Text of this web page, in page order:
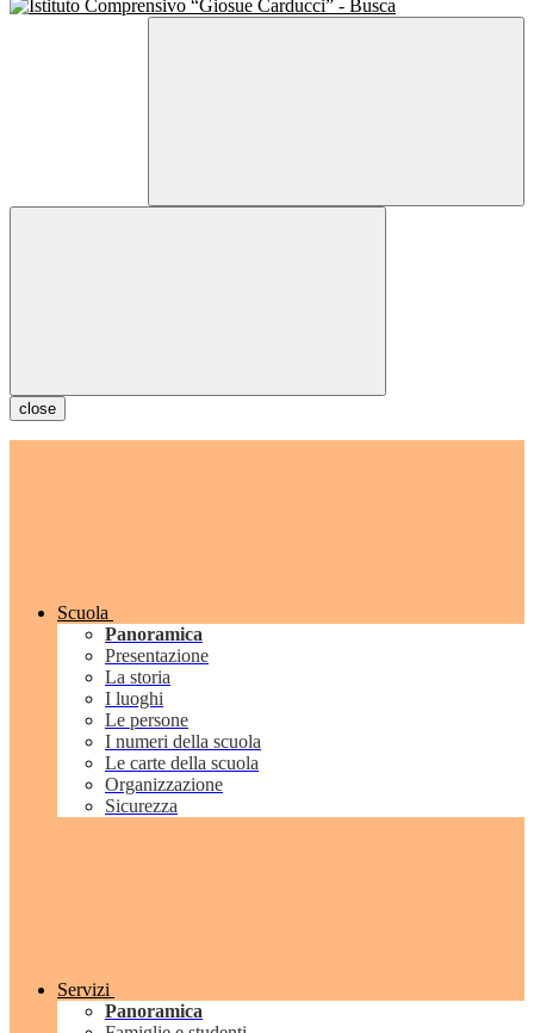
close
Scuola
Panoramica
Presentazione
La storia
I luoghi
Le persone
I numeri della scuola
Le carte della scuola
Organizzazione
Sicurezza
Servizi
Panoramica